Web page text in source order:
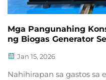
Mga Pangunahing
ng Biogas Generator
Jan 15, 2026
Nahihirapan sa gastos sa